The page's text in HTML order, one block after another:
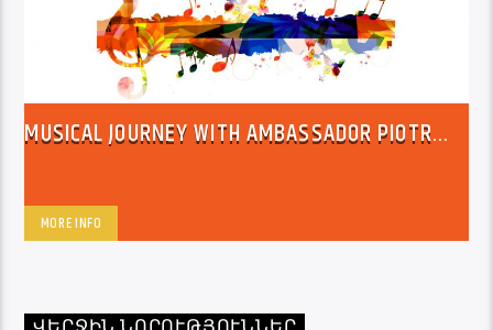
MUSICAL JOURNEY WITH AMBASSADOR PIOTR
SWITALSKI
MORE INFO